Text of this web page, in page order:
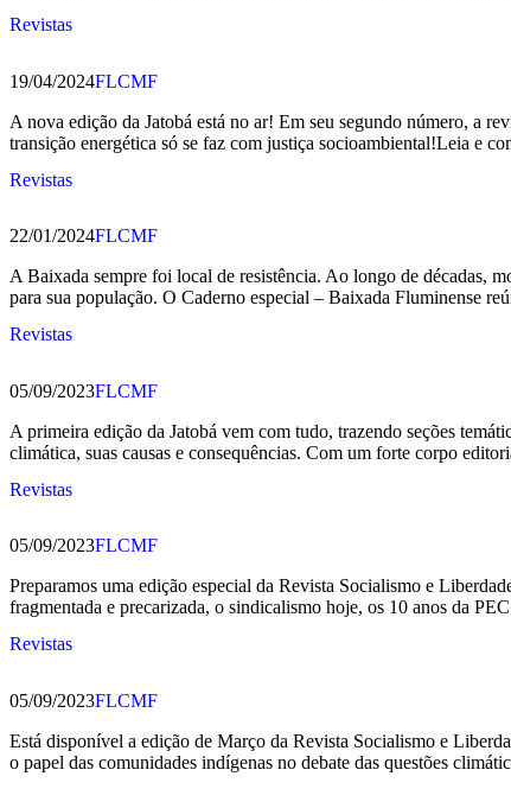
Revistas
19/04/2024FLCMF
A nova edição da Jatobá está no ar! Em seu segundo número, a
transição energética só se faz com justiça socioambiental!Leia e
Revistas
22/01/2024FLCMF
A Baixada sempre foi local de resistência. Ao longo de décadas,
para sua população. O Caderno especial – Baixada Fluminense
Revistas
05/09/2023FLCMF
A primeira edição da Jatobá vem com tudo, trazendo seções
climática, suas causas e consequências. Com um forte corpo
Revistas
05/09/2023FLCMF
Preparamos uma edição especial da Revista Socialismo e
fragmentada e precarizada, o sindicalismo hoje, os 10 anos da
Revistas
05/09/2023FLCMF
Está disponível a edição de Março da Revista Socialismo e
o papel das comunidades indígenas no debate das questões